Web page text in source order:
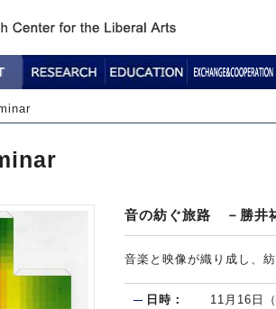
音の紡ぐ旅路 －勝
音楽と映像が織り成し、
日時： 11月16日